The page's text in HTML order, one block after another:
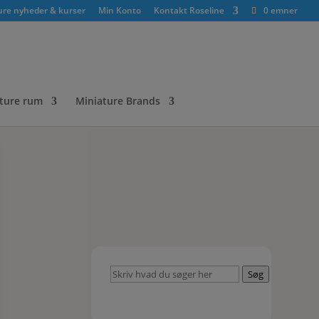
nyheder & kurser Min Konto Kontakt Roseline 0 emner
rum Miniature Brands
Skriv
Søg